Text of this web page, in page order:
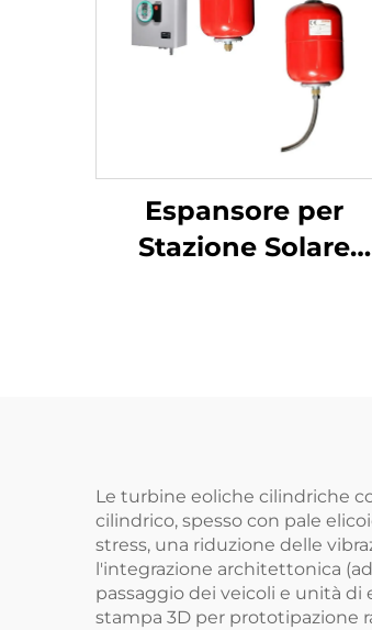
Espansore per
Stazione Solare
Le turbine eoliche cilindriche
cilindrico, spesso con pale
stress, una riduzione delle
l'integrazione architettonica
passaggio dei veicoli e unità
stampa 3D per prototipazione